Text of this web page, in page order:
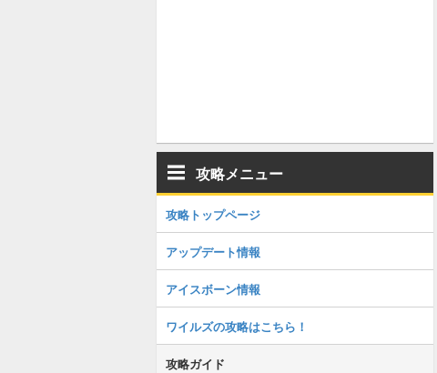
攻略メニュー
攻略トップページ
アップデート情報
アイスボーン情報
ワイルズの攻略はこちら！
攻略ガイド